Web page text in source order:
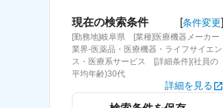
求人特集から探す
現在の検索条件 [条件変更]
[勤務地]岐阜県 [業種]医療機器メーカー
業界-医薬品・医療機器・ライフサイエン
ス・医療系サービス [詳細条件](社員の
平均年齢)30代
詳細を見る